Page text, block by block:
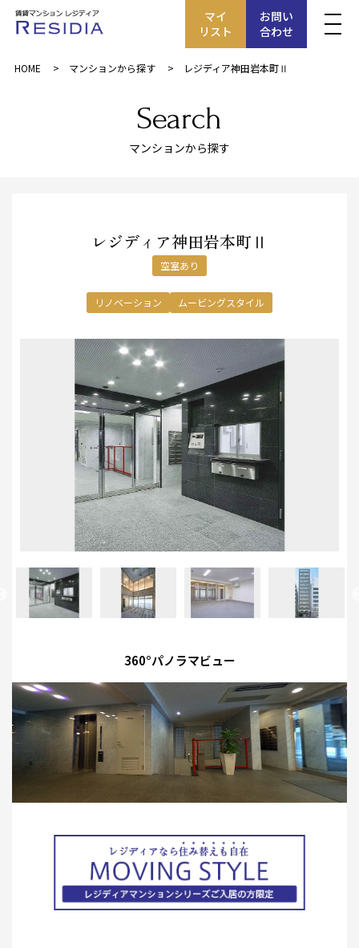
マイ
リスト
お問い
合わせ
HOME マンションから探す レジディア神田岩本町Ⅱ
Search
マンションから探す
レジディア神田岩本町Ⅱ
空室あり
リノベーション ムービングスタイル
360°パノラマビュー